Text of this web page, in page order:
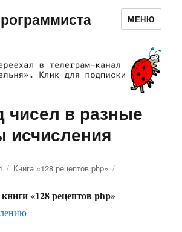
МЕНЮ
чисел в разные
исчисления
Рубрики
Книга «128 рецептов php»
«128 рецептов php»